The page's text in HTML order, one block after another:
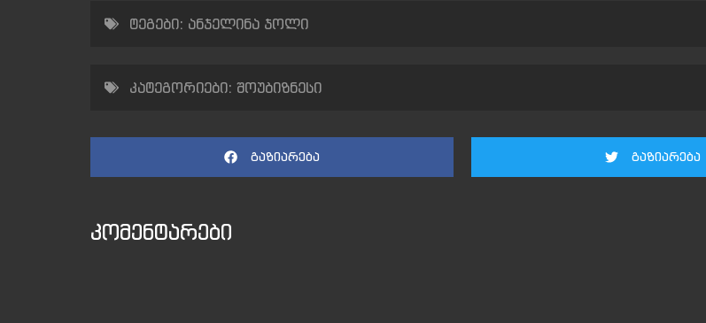
ტეგები: ანჯელინა ჯოლი
კატეგორიები: შოუბიზნესი
გაზიარება გაზიარება
კომენტარები